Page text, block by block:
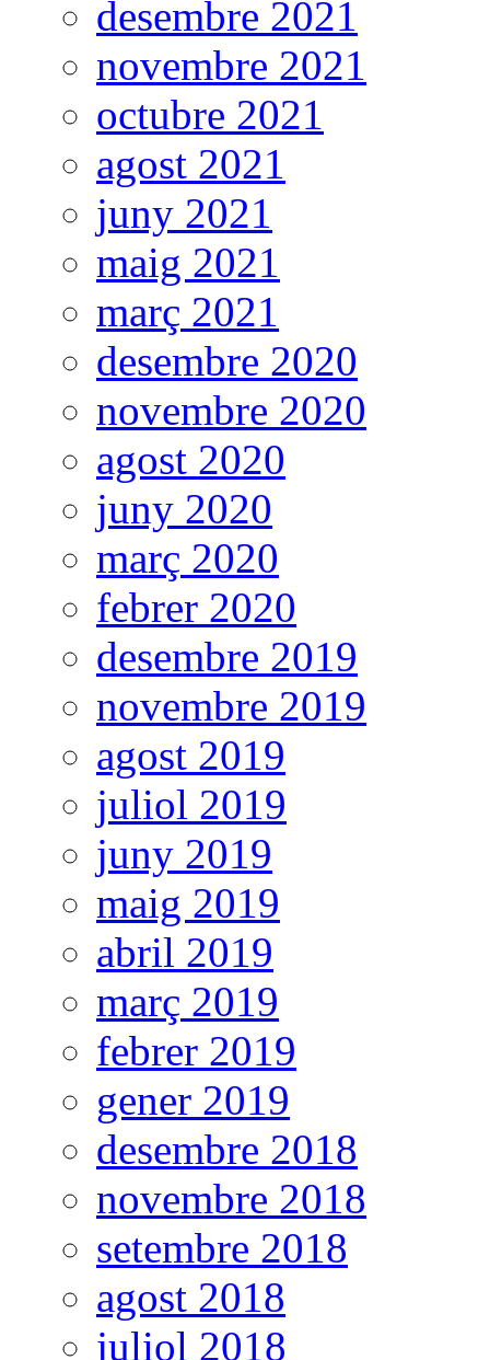
desembre 2021
novembre 2021
octubre 2021
agost 2021
juny 2021
maig 2021
març 2021
desembre 2020
novembre 2020
agost 2020
juny 2020
març 2020
febrer 2020
desembre 2019
novembre 2019
agost 2019
juliol 2019
juny 2019
maig 2019
abril 2019
març 2019
febrer 2019
gener 2019
desembre 2018
novembre 2018
setembre 2018
agost 2018
juliol 2018